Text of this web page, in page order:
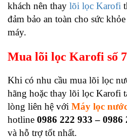
khách nên thay lõi lọc Karofi
đảm bảo an toàn cho sức
máy.
Mua lõi lọc Karofi số
Khi có nhu cầu mua lõi lọc
hãng hoặc thay lõi lọc Karofi
lòng liên hệ với Máy lọc
hotline 0986 222 933 – 0986
và hỗ trợ tốt nhất.